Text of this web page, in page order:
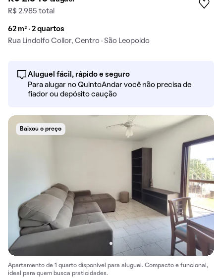
R$ 2.985 total
62 m² · 2 quartos
Rua Lindolfo Collor, Centro · São Leopoldo
Aluguel fácil, rápido e seguro
Para alugar no QuintoAndar você não precisa de
fiador ou depósito caução
Baixou o preço
Apartamento de 1 quarto disponível para aluguel. Compacto e funcional,
ideal para quem busca praticidades.